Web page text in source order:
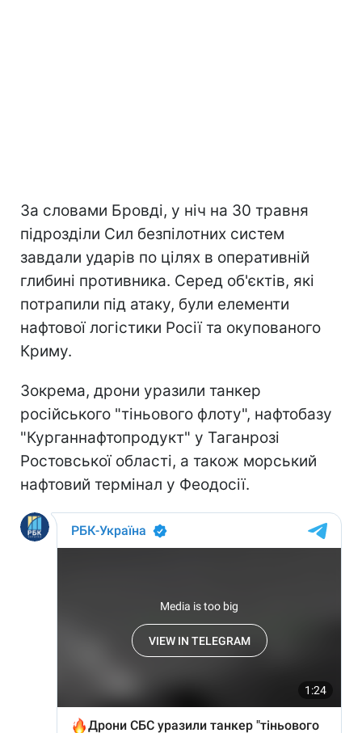
За словами Бровді, у ніч на 30 травня
підрозділи Сил безпілотних систем
завдали ударів по цілях в оперативній
глибині противника. Серед об'єктів, які
потрапили під атаку, були елементи
нафтової логістики Росії та окупованого
Криму.
Зокрема, дрони уразили танкер
російського "тіньового флоту", нафтобазу
"Курганнафтопродукт" у Таганрозі
Ростовської області, а також морський
нафтовий термінал у Феодосії.